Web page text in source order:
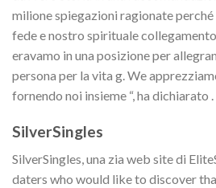
milione spiegazioni ragionate perché
fede e nostro spirituale
eravamo in una posizione per
persona per la vita g. We
fornendo noi insieme “, ha dichiarato .
SilverSingles
SilverSingles, una zia web site di
daters who would like to discover